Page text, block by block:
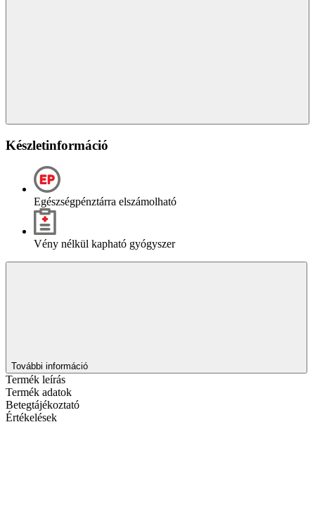
Készletinformáció
Egészségpénztárra elszámolható
Vény nélkül kapható gyógyszer
További információ
Termék leírás
Termék adatok
Betegtájékoztató
Értékelések